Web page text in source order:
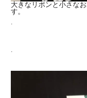
大きなリボンと小さな
す。